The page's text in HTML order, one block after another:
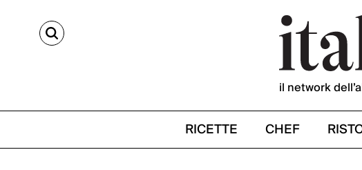
CERCA
il network
RICETTE CHEF